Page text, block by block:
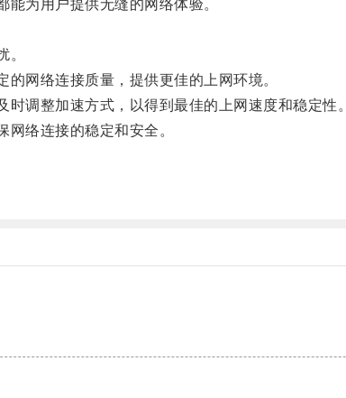
为用户提供无缝的网络体验。
网络连接质量，提供更佳的上网环境。
整加速方式，以得到最佳的上网速度和稳定性。
络连接的稳定和安全。